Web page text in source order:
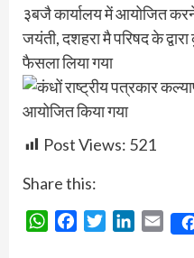
३बजै कार्यालय में आयोजित
जयंती, दशहरा मै परिषद के
फैसला लिया गया
Post Views: 521
Share this:
WhatsAppFacebookTwitterLinkedIn